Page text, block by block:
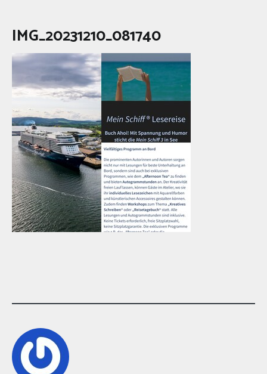
IMG_20231210_081740